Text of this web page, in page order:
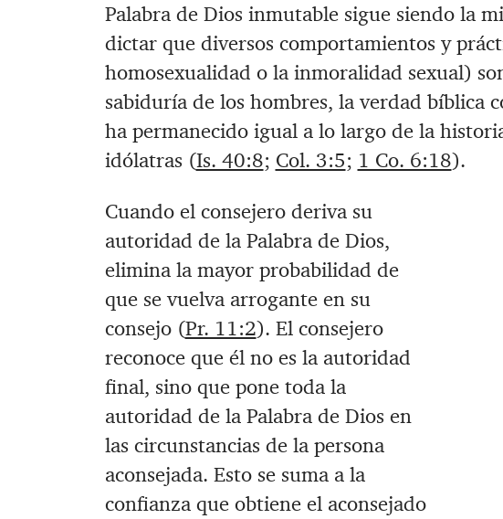
Palabra de Dios inmutable sigue siendo la
dictar que diversos comportamientos y
homosexualidad o la inmoralidad sexual)
sabiduría de los hombres, la verdad bíblica
ha permanecido igual a lo largo de la
idólatras (Is. 40:8; Col. 3:5; 1 Co. 6:18).
Cuando el consejero deriva su
autoridad de la Palabra de Dios,
elimina la mayor probabilidad de
que se vuelva arrogante en su
consejo (Pr. 11:2). El consejero
reconoce que él no es la autoridad
final, sino que pone toda la
autoridad de la Palabra de Dios en
las circunstancias de la persona
aconsejada. Esto se suma a la
confianza que obtiene el aconsejado